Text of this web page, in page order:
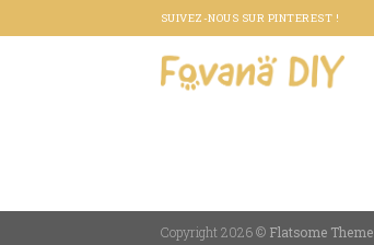
to
SUIVEZ-NOUS SUR PINTEREST !
Copyright 2026 © Flatsome Theme